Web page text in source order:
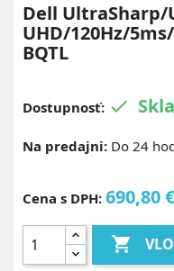
Dell UltraSharp/
UHD/120Hz/
BQTL
Dostupnosť: 
Na predajni: Do 24
Cena s DPH: 690,80 €
